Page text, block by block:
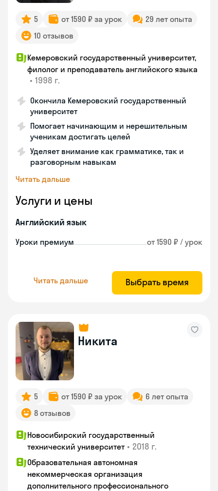
5 от 1590 ₽ за урок
29 лет опыта
10 отзывов
Кемеровский государственный университет,
филолог и преподаватель английского языка
• 1998 г.
Окончила Кемеровский государственный
университет
Помогает начинающим и нерешительным
ученикам достигать целей
Уделяет внимание как грамматике, так и
разговорным навыкам
Читать дальше
Услуги и цены
Английский язык
Уроки премиум от 1590 ₽ / урок
Читать дальше Выбрать время
Никита
5 от 1590 ₽ за урок
6 лет опыта
8 отзывов
Новосибирский государственный
технический университет • 2018 г.
Образовательная автономная
некоммерческая организация
дополнительного профессионального